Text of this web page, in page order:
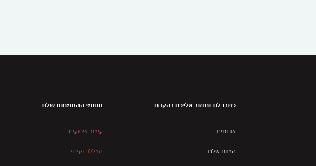
כתבו לנו ונחזור אליכם בהקדם
אודותינו
הצוות שלנו
תחומי ההתמחות שלנו
עיצוב אירועים
הצללה וקירוי